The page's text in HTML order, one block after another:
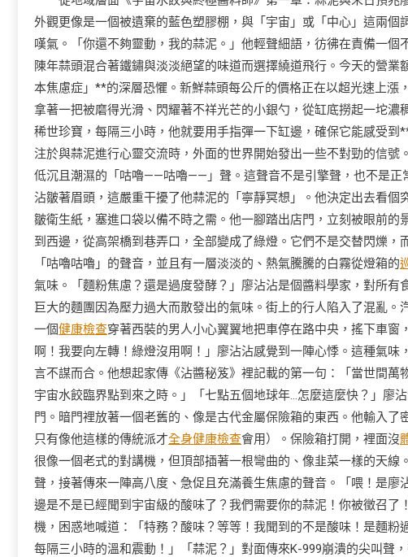
外觀更像是一個被遺棄的藍色塑膠棚，與「宇宙」或「中心」這兩
嘆氣。「你還不夠靈動，我的蒜泥。」他輕聲細語，彷彿在責備一
陳年蒜頭混合著鐵鏽與淡淡絕望的味道而選擇繞道飛行。今天的營
本焦慮症」**的深層恐懼。新鮮蒜頭每公斤的價格正在以超光速上
拿著一把被磨得光滑、閃耀著不祥光芒的小銀勺，從缸底撈起一坨
稀世珍寶，每隔三小時，他就要用手指彈一下缸邊，確保它能感受
注於與蒜泥進行心靈交流時，外面的世界開始發出一些不對勁的信
低沉且潮濕的「咕嚕——咕嚕——」聲。這聲音不是引擎聲，也不是正
沾皺著眉頭，這嚴重干擾了他蒜泥的「寧靜冥想」。他決定出去看
皺衛生紙，塞進口袋以備不時之需。他一腳踏出店門，立刻被眼前
到西邊，從高架橋到巷弄口，全部變成了綠燈。它們不是交替閃爍
「咕嚕咕嚕」的聲音，並且有一層淡淡的、熱氣騰騰的白霧從燈箱的
氣味。「麵粉焦慮？還是過度發酵？」廖沾沾是個醬料學家，對所
巨大的麵團因為壓力過大而散發出的氣味。街上的行人陷入了混亂
一個健康檢查穿著西裝的男人小心翼翼地把車停在路中央，搖下車
啊！我要向左轉！綠燈沒用啊！」廖沾沾感覺到一陣心悸。這種氣味
言不謀而合。他想起家傳《沾醬秘笈》裡記載的第一句：「當世間
宇宙水餃臨界點到來之時。」「七點五個地球年…怎麼這麼快？」廖
門。暗門裡放著一個老舊的、像是古代金屬保險箱的東西。他輸入
只有像他這樣的傳統派才全身健康檢查會用）。保險箱打開，裡面沒
很像一個老式的對講機，但頂部插著一根彎曲的、像韭菜一樣的天
聲，接著傳來一陣高八度、急促且充滿養生焦慮的聲音。「喂！是
邊是不是已經聞到宇宙級的酸味了？我們需要你的蒜泥！你被徵召
機，困惑地喊道：「特務？酸味？等等！我聞到的不是酸味！是麵
每隔三小時的溫和震動！」「蒜泥？」對面傳來K-999崩潰的尖叫聲